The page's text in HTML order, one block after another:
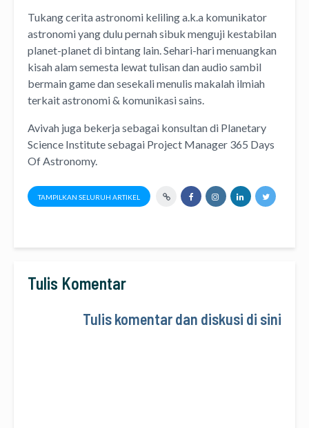
Tukang cerita astronomi kelilinga.k.a komunikator
astronomiyang dulu pernah sibuk menguji kestabilan
planet-planet di bintang lain. Sehari-hari menuangkan
kisah alam semesta lewattulisandanaudio sambil
bermain game dan sesekali menulis makalah ilmiah
terkait astronomi & komunikasi sains.
Avivah juga bekerja sebagai konsultan di Planetary
Science Institutesebagai Project Manager 365 Days
Of Astronomy.
TAMPILKAN SELURUH ARTIKEL
Tulis Komentar
Tulis komentar dan diskusi di sini